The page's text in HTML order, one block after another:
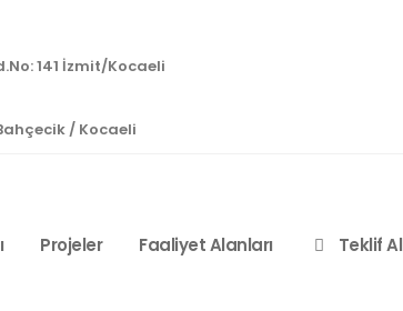
141 İzmit/Kocaeli
/ Kocaeli
Projeler Faaliyet Alanları Teklif Al